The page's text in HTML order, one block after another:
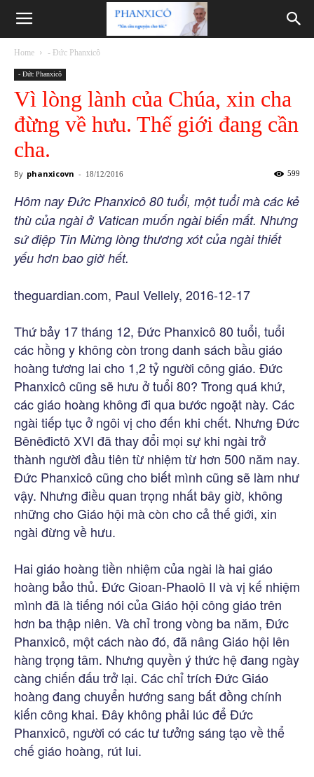
Phanxicô
Home - Đức Phanxicô
- Đức Phanxicô
Vì lòng lành của Chúa, xin cha
đừng về hưu. Thế giới đang cần
cha.
By phanxicovn - 18/12/2016 599
Hôm nay Đức Phanxicô 80 tuổi, một tuổi mà các kẻ
thù của ngài ở Vatican muốn ngài biến mất. Nhưng
sứ điệp Tin Mừng lòng thương xót của ngài thiết
yếu hơn bao giờ hết.
theguardian.com, Paul Vellely, 2016-12-17
Thứ bảy 17 tháng 12, Đức Phanxicô 80 tuổi, tuổi
các hồng y không còn trong danh sách bầu giáo
hoàng tương lai cho 1,2 tỷ người công giáo. Đức
Phanxicô cũng sẽ hưu ở tuổi 80? Trong quá khứ,
các giáo hoàng không đi qua bước ngoặt này. Các
ngài tiếp tục ở ngôi vị cho đến khi chết. Nhưng Đức
Bênêđictô XVI đã thay đổi mọi sự khi ngài trở
thành người đầu tiên từ nhiệm từ hơn 500 năm nay.
Đức Phanxicô cũng cho biết mình cũng sẽ làm như
vậy. Nhưng điều quan trọng nhất bây giờ, không
những cho Giáo hội mà còn cho cả thế giới, xin
ngài đừng về hưu.
Hai giáo hoàng tiền nhiệm của ngài là hai giáo
hoàng bảo thủ. Đức Gioan-Phaolô II và vị kế nhiệm
mình đã là tiếng nói của Giáo hội công giáo trên
hơn ba thập niên. Và chỉ trong vòng ba năm, Đức
Phanxicô, một cách nào đó, đã nâng Giáo hội lên
hàng trọng tâm. Nhưng quyền ý thức hệ đang ngày
càng chiến đấu trở lại. Các chỉ trích Đức Giáo
hoàng đang chuyển hướng sang bất đồng chính
kiến công khai. Đây không phải lúc để Đức
Phanxicô, người có các tư tưởng sáng tạo về thể
chế giáo hoàng, rút lui.